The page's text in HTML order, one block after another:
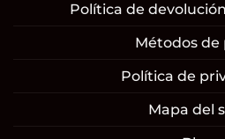
Política de
Métodos de
Política de
Mapa del